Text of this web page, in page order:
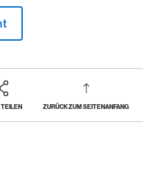
ZURÜCK ZUM SEITENANFANG